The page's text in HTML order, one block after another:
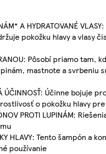
A HYDRATOVANÉ
pokožku hlavy a vlasy
Pôsobí priamo
mastnote a svrbeniu
ÚČINNOSŤ: Účinne
o pokožku hlavy
PROTI LUPINÁM:
HLAVY: Tento šampón
používanie